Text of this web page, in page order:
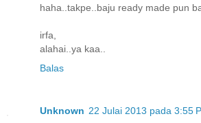
haha..takpe..baju ready made pun
irfa,
alahai..ya kaa..
Balas
Unknown 22 Julai 2013 pada 3:55